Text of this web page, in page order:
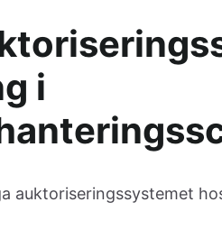
i
auktoriseringssystemet